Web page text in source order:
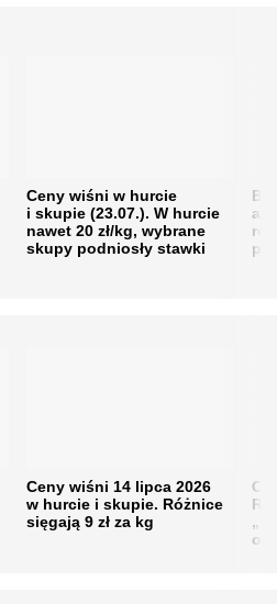
Ceny wiśni w hurcie
i skupie (23.07.). W hurcie
nawet 20 zł/kg, wybrane
skupy podniosły stawki
Ceny wiśni 14 lipca 2026
w hurcie i skupie. Różnice
sięgają 9 zł za kg